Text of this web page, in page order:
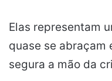
Elas representam
quase se abraçam
segura a mão da